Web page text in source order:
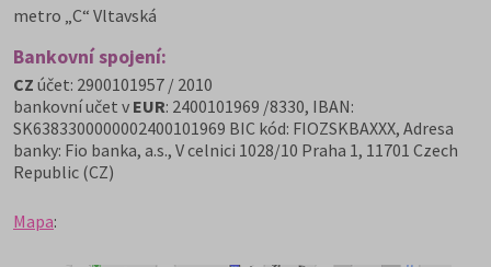
metro „C“ Vltavská
Bankovní spojení:
CZ účet: 2900101957 / 2010
bankovní učet v EUR: 2400101969 /8330, IBAN:
SK6383300000002400101969 BIC kód: FIOZSKBAXXX, Adresa
banky: Fio banka, a.s., V celnici 1028/10 Praha 1, 11701 Czech
Republic (CZ)
Mapa: